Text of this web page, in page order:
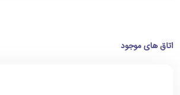
اتاق های موجود